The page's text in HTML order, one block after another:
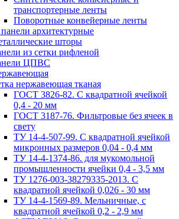
транспортерные ленты
Поворотные конвейерные ленты
архитектурные
шторы
из сетки рифленой
ЦПВС
нержавеющая тканая
ГОСТ 3826-82. C квадратной ячейкой
0,4 - 20 мм
ГОСТ 3187-76. Фильтровые без ячеек в
свету
ТУ 14-4-507-99. C квадратной ячейкой
микронных размеров 0,04 - 0,4 мм
ТУ 14-4-1374-86. для мукомольной
промышленности ячейки 0,4 - 3,5 мм
ТУ 1276-003-38279335-2013. С
квадратной ячейкой 0,026 - 30 мм
ТУ 14-4-1569-89. Мельничные, с
квадратной ячейкой 0,2 - 2,9 мм